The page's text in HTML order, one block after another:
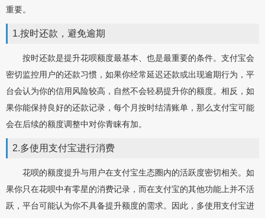
重要。
1.按时还款，避免逾期
按时还款是提升花呗额度最基本、也是最重要的条件。支付宝会
密切监控用户的还款习惯，如果你经常延迟还款或出现逾期行为，平
台会认为你的信用风险较高，自然不会轻易提升你的额度。相反，如
果你能保持良好的还款记录，每个月按时结清账单，那么支付宝可能
会在后续的额度调整中对你青睐有加。
2.多使用支付宝进行消费
花呗的额度提升与用户在支付宝生态圈内的活跃度密切相关。如
果你只在花呗中有零星的消费记录，而在支付宝的其他功能上并不活
跃，平台可能认为你不具备提升额度的需求。因此，多使用支付宝进